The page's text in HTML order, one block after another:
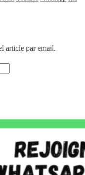
article par email.